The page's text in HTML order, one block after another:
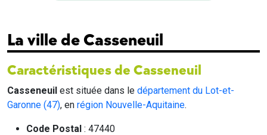
La ville de Casseneuil
Caractéristiques de Casseneuil
Casseneuil est située dans le département du Lot-et-
Garonne (47), en région Nouvelle-Aquitaine.
Code Postal : 47440